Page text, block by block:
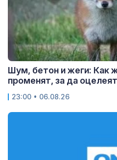
Шум, бетон и жеги: Как
променят, за да
23:00 • 06.08.26